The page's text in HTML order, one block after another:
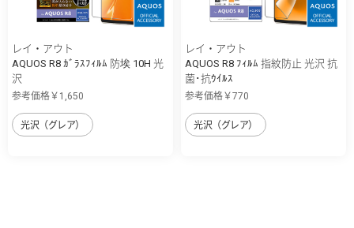
レイ・アウト
AQUOS R8 ｶﾞﾗｽﾌｨﾙﾑ 防埃 10H 光
沢
参考価格￥1,650
光沢（グレア）
レイ・アウト
AQUOS R8 ﾌｨﾙﾑ 指紋防止 光沢 抗
菌･抗ｳｲﾙｽ
参考価格￥770
光沢（グレア）